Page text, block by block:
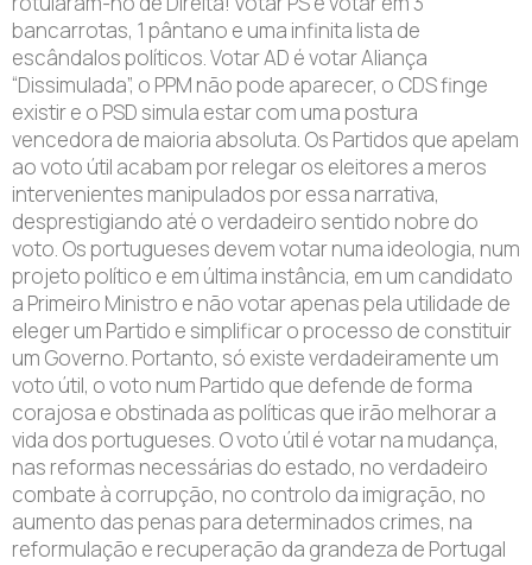
bancarrotas, 1 pântano e uma infinita lista de
escândalos políticos. Votar AD é votar Aliança
“Dissimulada”, o PPM não pode aparecer, o CDS finge
existir e o PSD simula estar com uma postura
vencedora de maioria absoluta. Os Partidos que apelam
ao voto útil acabam por relegar os eleitores a meros
intervenientes manipulados por essa narrativa,
desprestigiando até o verdadeiro sentido nobre do
voto. Os portugueses devem votar numa ideologia, num
projeto político e em última instância, em um candidato
a Primeiro Ministro e não votar apenas pela utilidade de
eleger um Partido e simplificar o processo de constituir
um Governo. Portanto, só existe verdadeiramente um
voto útil, o voto num Partido que defende de forma
corajosa e obstinada as políticas que irão melhorar a
vida dos portugueses. O voto útil é votar na mudança,
nas reformas necessárias do estado, no verdadeiro
combate à corrupção, no controlo da imigração, no
aumento das penas para determinados crimes, na
reformulação e recuperação da grandeza de Portugal